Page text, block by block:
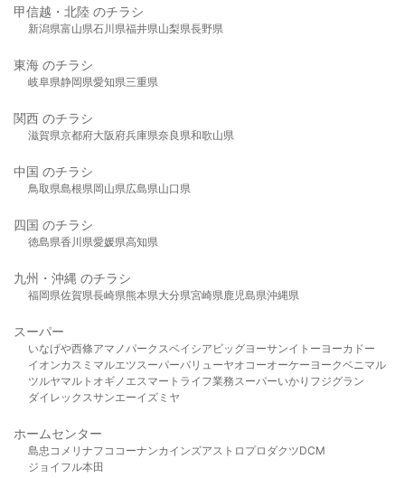
甲信越・北陸 のチラシ
新潟県富山県石川県福井県山梨県長野県
東海 のチラシ
岐阜県静岡県愛知県三重県
関西 のチラシ
滋賀県京都府大阪府兵庫県奈良県和歌山県
中国 のチラシ
鳥取県島根県岡山県広島県山口県
四国 のチラシ
徳島県香川県愛媛県高知県
九州・沖縄 のチラシ
福岡県佐賀県長崎県熊本県大分県宮崎県鹿児島県沖縄県
スーパー
いなげや西條アマノパークスベイシア ビッグヨーサンイトーヨーカドー
イオンカスミ マルエツスーパーバリューヤオコーオーケー ヨークベニマル
ツルヤマルト オギノ エスマート ライフ業務スーパーいかり フジグラン
ダイレックスサンエーイズミヤ
ホームセンター
島忠 コメリ ナフコ コーナンカインズアストロプロダクツDCM
ジョイフル本田